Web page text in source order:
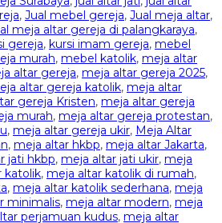
, Jual mebel gereja, Jual meja altar,
meja altar gereja di palangkaraya,
gereja, kursi imam gereja, mebel
murah, mebel katolik, meja altar
altar gereja, meja altar gereja 2025,
altar gereja katolik, meja altar
gereja Kristen, meja altar gereja
murah, meja altar gereja protestan,
, meja altar gereja ukir, Meja Altar
, meja altar hkbp, meja altar Jakarta,
jati hkbp, meja altar jati ukir, meja
katolik, meja altar katolik di rumah,
, meja altar katolik sederhana, meja
minimalis, meja altar modern, meja
perjamuan kudus, meja altar